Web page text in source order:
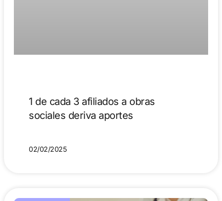
1 de cada 3 afiliados a obras
sociales deriva aportes
02/02/2025